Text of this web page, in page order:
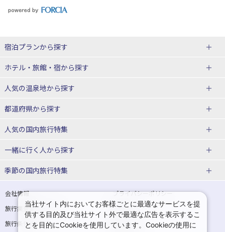
宿泊プランから探す
北海道
東北
青森県
宮城県
山形県
関東
埼玉県 千葉県
茨城県 栃木県
ホテル・旅館・宿から探す
北海道ホテル・旅館
青森県ホテル・旅館
宮城県ホテル・旅館
山形県ホテル・旅館
東京都ホテル・旅館 神奈川県ホテル・旅館
埼玉県ホテル・旅館 千葉県ホテル・旅館
人気の温泉地から探す
北海道
湯の川温泉(北海道)
十勝川温泉(北海道)
洞爺湖温泉(北海道)
層雲峡温泉(北海道)
東北
花巻温泉(岩手) 蔵王温泉(山形)
都道府県から探す
北海道旅行・ツアー
東北
青森旅行・ツアー 岩手旅行・ツアー
宮城旅行・ツアー 秋田旅行・ツアー
山形旅行・ツアー 福島旅行・ツアー
人気の国内旅行特集
東京ディズニーリゾート®への旅
ユニバーサル・スタジオ・ジャパ
一緒に行く人から探す
一人旅 国内版
カップル・夫婦旅行 国内版 女子旅 国内版
卒業旅行・学生旅行 国内版
季節の国内旅行特集
桜・お花見特集
ゴールデンウィーク（GW）の国内
旅行
夏休み・お盆の国内旅行 7月の国内旅行
会社情報
プライバシーポリシー
旅行業登録票・約款
規約集
旅行条件書
商標について
当社サイト内においてお客様ごとに最適なサービスを提
供する目的及び当社サイト外で最適な広告を表示するこ
とを目的にCookieを使用しています。Cookieの使用に